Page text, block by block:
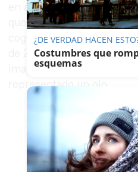
en alusión altorero
que solo tiene un ojo tras
cogida que sufrió en la
de 2011. El Premio Iris,
imagen, es un galardón
representado un ojo.
¿DE VERDAD HACEN
Costumbres que
esquemas